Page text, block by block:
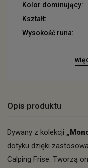
Kolor dominujący:
Kształt:
Wysokość runa:
Opis produktu
Dywany z kolekcji
dotyku dzięki
Calping Frise. Tworzą